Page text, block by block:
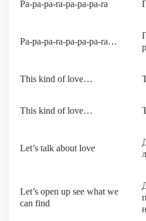
Pa-pa-pa-ra-pa-pa-pa-ra
Pa-pa-pa-ra-pa-pa-pa-ra…
This kind of love…
This kind of love…
Let’s talk about love
Let’s open up see what we
can find